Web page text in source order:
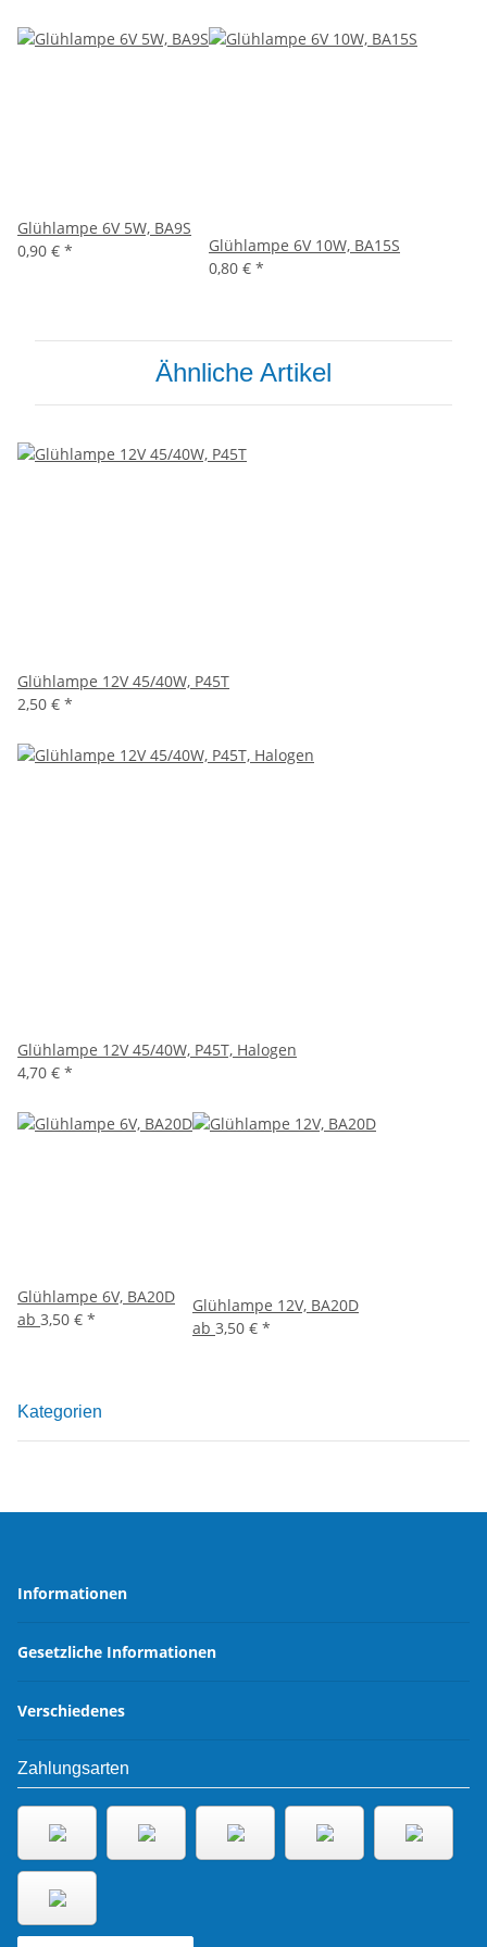
Glühlampe 6V 5W, BA9S
0,90 € *
Glühlampe 6V 10W, BA15S
0,80 € *
Ähnliche Artikel
Glühlampe 12V 45/40W, P45T
2,50 € *
Glühlampe 12V 45/40W, P45T, Halogen
4,70 € *
Glühlampe 6V, BA20D
ab 3,50 € *
Glühlampe 12V, BA20D
ab 3,50 € *
Kategorien
Informationen
Gesetzliche Informationen
Verschiedenes
Zahlungsarten